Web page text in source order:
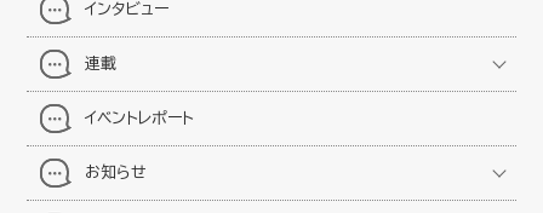
インタビュー
連載
イベントレポート
お知らせ